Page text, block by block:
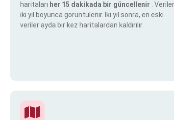
haritaları her 15 dakikada bir güncellenir
. Veriler
iki yıl boyunca görüntülenir. İki yıl sonra, en eski
veriler ayda bir kez haritalardan kaldırılır.